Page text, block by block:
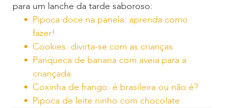
para um lanche da tarde saboroso:
Pipoca doce na panela: aprenda como
fazer!
Cookies: divirta-se com as crianças
Panqueca de banana com aveia para a
criançada
Coxinha de frango: é brasileira ou não é?
Pipoca de leite ninho com chocolate